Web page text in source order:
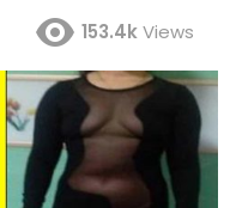
153.4kViews